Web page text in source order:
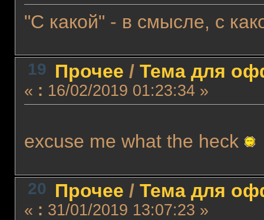
"С какой" - в смысле, с
19 Прочее / Тема для
« : 16/02/2019 01:23:34 »
excuse me what the heck
20 Прочее / Тема для
« : 31/01/2019 13:07:23 »